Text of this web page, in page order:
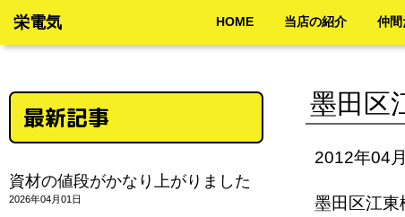
栄電気 HOME 当店の紹介 仲間
墨田区
2012年04
墨田区江東
最新記事
資材の値段がかなり上がりました
2026年04月01日